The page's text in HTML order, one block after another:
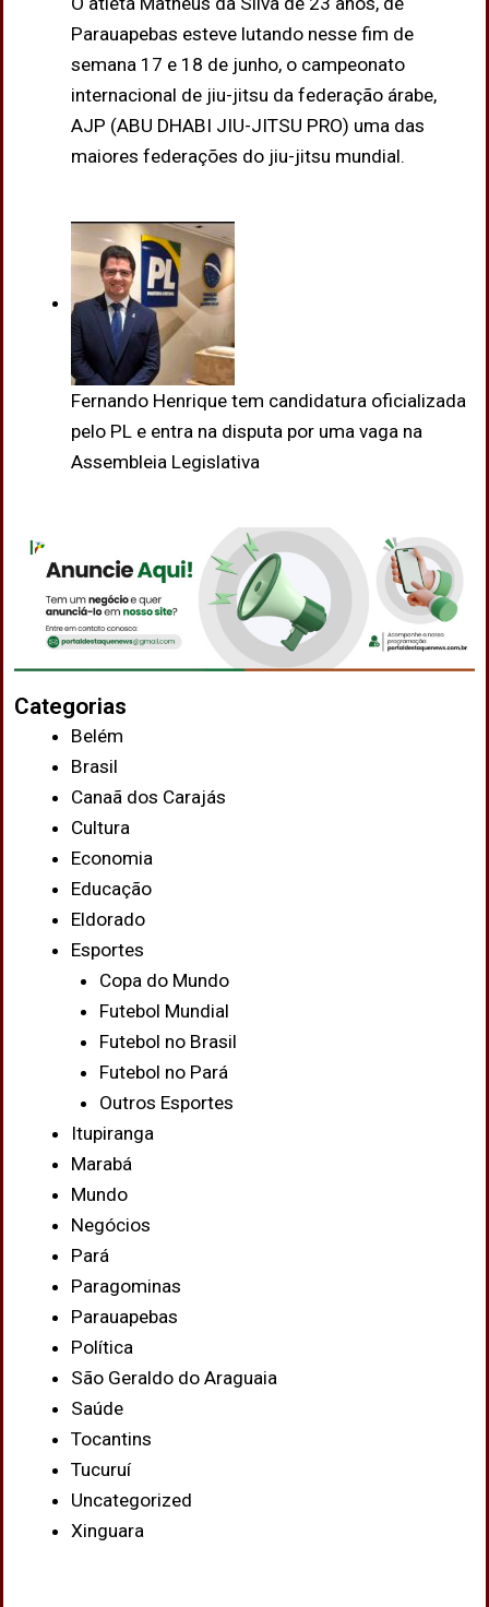
Parauapebas esteve lutando nesse fim de
semana 17 e 18 de junho, o campeonato
internacional de jiu-jitsu da federação árabe,
AJP (ABU DHABI JIU-JITSU PRO) uma das
maiores federações do jiu-jitsu mundial.
Fernando Henrique tem candidatura oficializada
pelo PL e entra na disputa por uma vaga na
Assembleia Legislativa
Categorias
Belém
Brasil
Canaã dos Carajás
Cultura
Economia
Educação
Eldorado
Esportes
Copa do Mundo
Futebol Mundial
Futebol no Brasil
Futebol no Pará
Outros Esportes
Itupiranga
Marabá
Mundo
Negócios
Pará
Paragominas
Parauapebas
Política
São Geraldo do Araguaia
Saúde
Tocantins
Tucuruí
Uncategorized
Xinguara